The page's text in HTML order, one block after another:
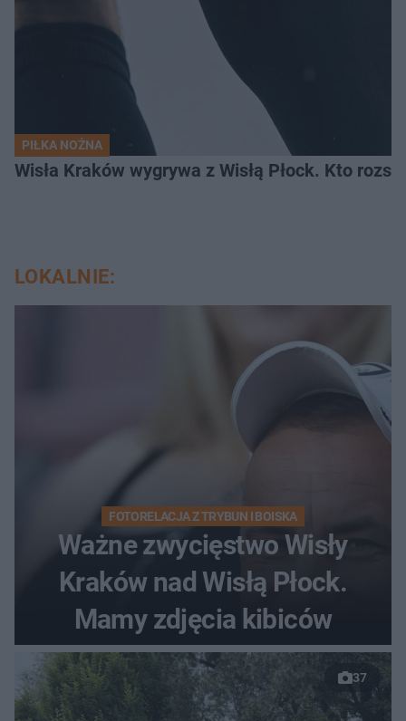
PIŁKA NOŻNA
Wisła Kraków wygrywa z Wisłą Płock. Kto
LOKALNIE:
FOTORELACJA Z TRYBUN I BOISKA
Ważne zwycięstwo Wisły
Kraków nad Wisłą Płock.
Mamy zdjęcia kibiców
37